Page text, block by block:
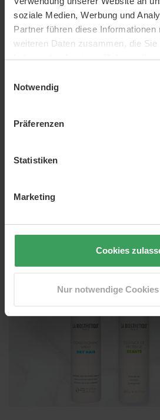
soziale Medien, Werbung und
Partner führen diese
weiteren Daten zusammen, die Sie
haben oder die sie im Rahmen
Notwendig
Präferenzen
Statistiken
Marketing
Cookies
Nur notwendige